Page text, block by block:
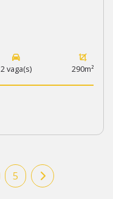
2 vaga(s) 290m²
5